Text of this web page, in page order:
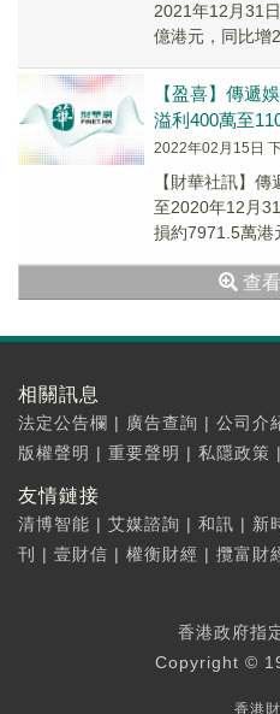
2021年12月31
億港元，同比增
【盈喜】傳遞
溢利400萬至
2022年02月15日
【財華社訊】
至2020年12月
損約7971.5萬港
查
相關訊息
法定公告欄 | 廣告查詢 | 公司介
版權聲明 | 重要聲明 | 私隱政策 |
友情鏈接
清博智能 | 艾媒諮詢 | 和訊 | 新
刊
| 壹財信 | 權衡財經 | 攬富財
香港政府指
Copyright ©
香港